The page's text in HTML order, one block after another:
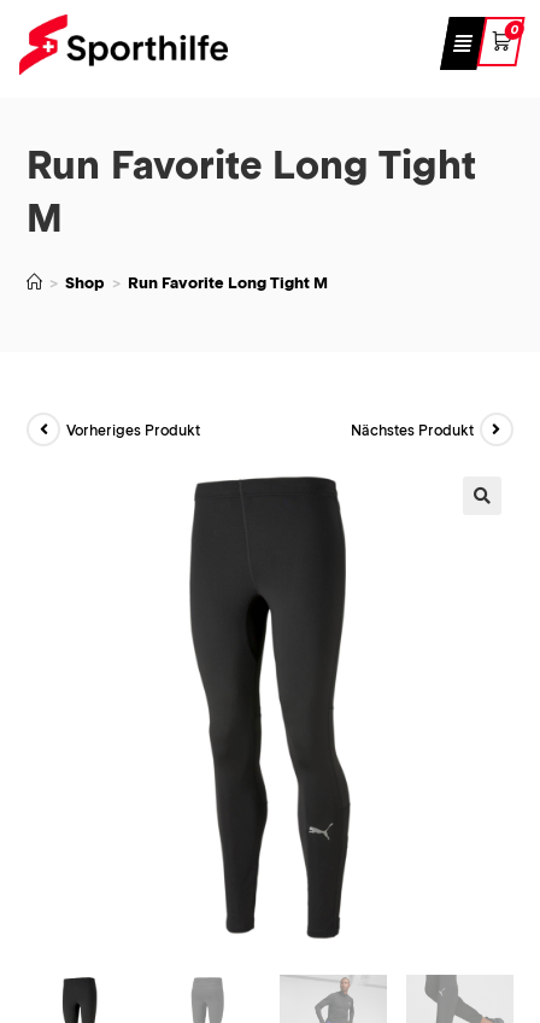
0
Run Favorite Long Tight
M
> Shop > Run Favorite Long Tight M
Vorheriges Produkt Nächstes Produkt